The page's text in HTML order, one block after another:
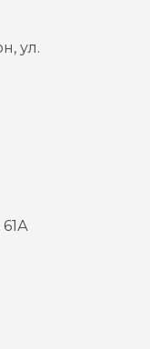
ул.
61А